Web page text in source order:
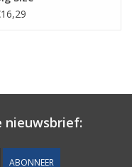
nieuwsbrief:
ABONNEER